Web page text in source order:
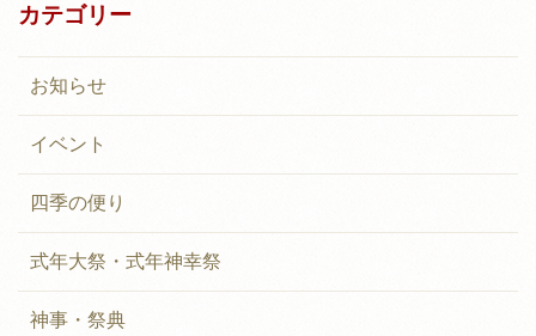
ビ
ゲ
ー
シ
ョ
ン
カテゴリー
お知らせ
イベント
四季の便り
式年大祭・式年神幸祭
神事・祭典